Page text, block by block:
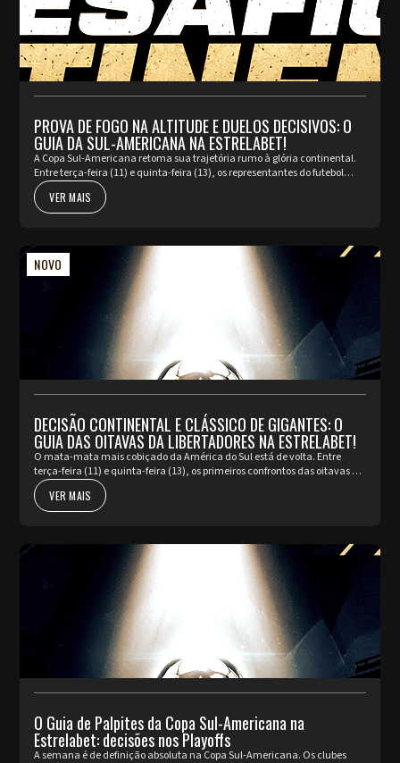
PROVA DE FOGO NA ALTITUDE E DUELOS DECISIVOS: O
GUIA DA SUL-AMERICANA NA ESTRELABET!
A Copa Sul-Americana retoma sua trajetória rumo à glória continental.
Entre terça-feira (11) e quinta-feira (13), os representantes do futebol
brasileiro iniciam os confrontos de ida das oitavas d...
VER MAIS
NOVO
DECISÃO CONTINENTAL E CLÁSSICO DE GIGANTES: O
GUIA DAS OITAVAS DA LIBERTADORES NA ESTRELABET!
O mata-mata mais cobiçado da América do Sul está de volta. Entre
terça-feira (11) e quinta-feira (13), os primeiros confrontos das oitavas de
final da Copa Libertadores prometem incendiar os está...
VER MAIS
O Guia de Palpites da Copa Sul-Americana na
Estrelabet: decisões nos Playoffs
A semana é de definição absoluta na Copa Sul-Americana. Os clubes